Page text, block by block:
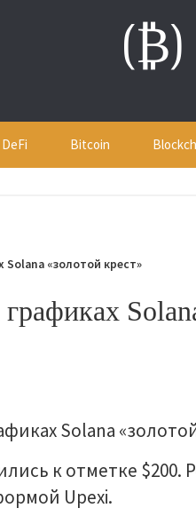
Bitcoin
«золотой крест»
к отметке $200.
Upexi.